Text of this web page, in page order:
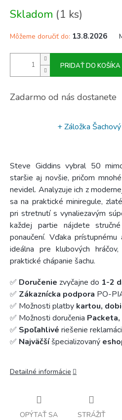
cena:
Skladom (1 ks)
Môžeme doručiť do: 13.8.2026
PRIDAŤ DO KOŠÍKA
Zadarmo od nás dostanete
+ Záložka
Steve Giddins vybral 50
staršie aj novšie, pričom
nevidel. Analyzuje ich z
sa na praktické miniregule,
pri stretnutí s vynaliezavým
každej partie nájdete
ponaučení. Vďaka
ideálna pre klubových
praktické chápanie šachu.
✅ Doručenie zvyčajne do 1-2
✅ Zákaznícka podpora PO-
✅ Možnosti platby kartou,
✅ Možnosti doručenia
✅ Spoľahlivé riešenie
✅ Najväčšíšpecializovaný
Detailné informácie
OPÝTAŤ SA STRÁŽIŤ